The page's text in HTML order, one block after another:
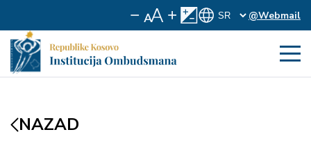
@Webmail
NAZAD